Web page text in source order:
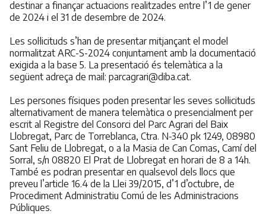
destinar a finançar actuacions realitzades entre l’1 de gener
de 2024 i el 31 de desembre de 2024.
Les sol·licituds s’han de presentar mitjançant el model
normalitzat ARC-S-2024 conjuntament amb la documentació
exigida a la base 5. La presentació és telemàtica a la
següent adreça de mail: parcagrari@diba.cat.
Les persones físiques poden presentar les seves sol·licituds
alternativament de manera telemàtica o presencialment per
escrit al Registre del Consorci del Parc Agrari del Baix
Llobregat, Parc de Torreblanca, Ctra. N-340 pk 1249, 08980
Sant Feliu de Llobregat, o a la Masia de Can Comas, Camí del
Sorral, s/n 08820 El Prat de Llobregat en horari de 8 a 14h.
També es podran presentar en qualsevol dels llocs que
preveu l’article 16.4 de la Llei 39/2015, d’1 d’octubre, de
Procediment Administratiu Comú de les Administracions
Públiques.